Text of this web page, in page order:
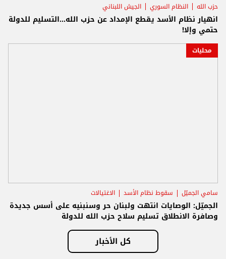
حزب الله النظام السوري الجيش اللبناني
انهيار نظام الأسد يقطع الإمداد عن حزب الله...التسليم للدولة
حتمي وإلا!
محليات
سامي الجميّل سقوط نظام الأسد الاغتيالات
الجميّل: الوصايات انتهت ولبنان حر وسنبنيه على أسس جديدة
وصافرة الانطلاق تسليم سلاح حزب الله للدولة
كل الأخبار